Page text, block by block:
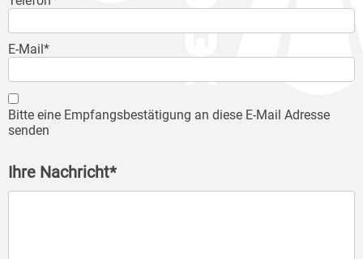
E-Mail*
Bitte eine Empfangsbestätigung an diese E-Mail Adresse
senden
Ihre Nachricht*